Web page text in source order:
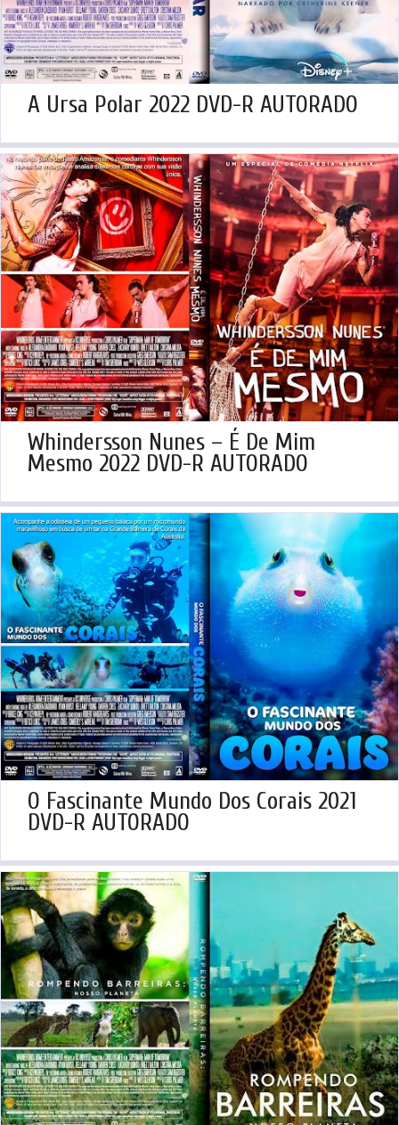
A Ursa Polar 2022 DVD-R AUTORADO
Whindersson Nunes – É De Mim
Mesmo 2022 DVD-R AUTORADO
O Fascinante Mundo Dos Corais 2021
DVD-R AUTORADO